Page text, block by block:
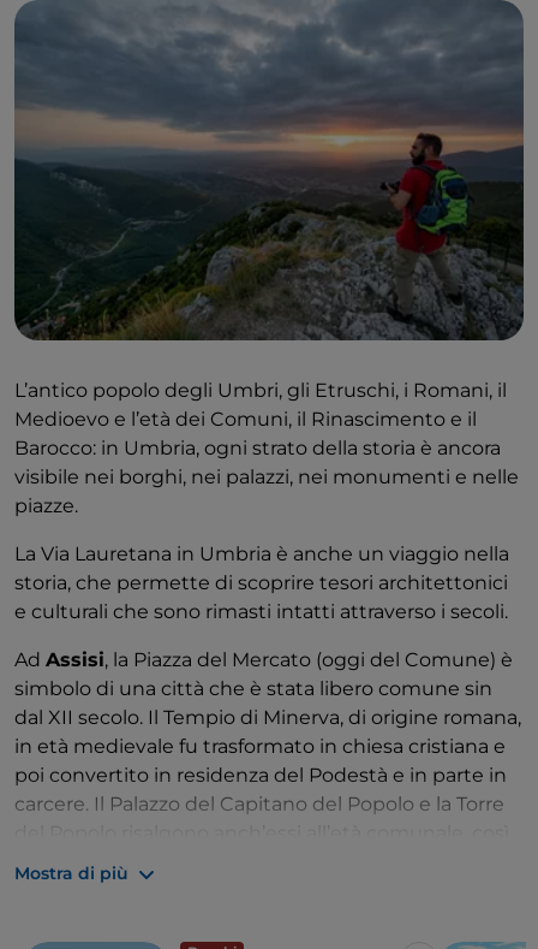
L’antico popolo degli Umbri, gli Etruschi, i Romani, il
Medioevo e l’età dei Comuni, il Rinascimento e il
Barocco: in Umbria, ogni strato della storia è ancora
visibile nei borghi, nei palazzi, nei monumenti e nelle
piazze.
La Via Lauretana in Umbria è anche un viaggio nella
storia, che permette di scoprire tesori architettonici
e culturali che sono rimasti intatti attraverso i secoli.
Ad Assisi, la Piazza del Mercato (oggi del Comune) è
simbolo di una città che è stata libero comune sin
dal XII secolo. Il Tempio di Minerva, di origine romana,
in età medievale fu trasformato in chiesa cristiana e
poi convertito in residenza del Podestà e in parte in
carcere. Il Palazzo del Capitano del Popolo e la Torre
come il Palazzo dei Priori. Più antica la Rocca
Mostra di più